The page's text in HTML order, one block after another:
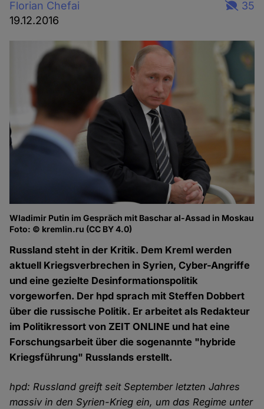
Florian Chefai
19.12.2016
35
Wladimir Putin im Gespräch mit Baschar al-Assad in Moskau
Foto: © kremlin.ru (CC BY 4.0)
Russland steht in der Kritik. Dem Kreml werden
aktuell Kriegsverbrechen in Syrien, Cyber-Angriffe
und eine gezielte Desinformationspolitik
vorgeworfen. Der hpd sprach mit Steffen Dobbert
über die russische Politik. Er arbeitet als Redakteur
im Politikressort von ZEIT ONLINE und hat eine
Forschungsarbeit über die sogenannte "hybride
Kriegsführung" Russlands erstellt.
hpd: Russland greift seit September letzten Jahres
massiv in den Syrien-Krieg ein, um das Regime unter